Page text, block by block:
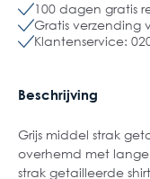
100 dagen gratis
Gratis verzending
Klantenservice:
Beschrijving
Grijs middel strak
overhemd met
strak getailleerde